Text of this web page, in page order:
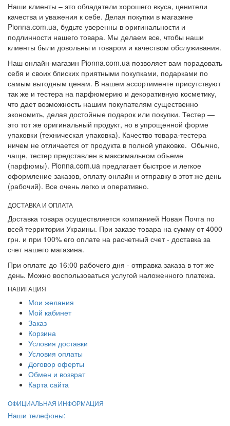
Наши клиенты – это обладатели хорошего вкуса, ценители
качества и уважения к себе. Делая покупки в магазине
Pionna.com.ua, будьте уверенны в оригинальности и
подлинности нашего товара. Мы делаем все, чтобы наши
клиенты были довольны и товаром и качеством обслуживания.
Наш онлайн-магазин Pionna.com.ua позволяет вам порадовать
себя и своих блиских приятными покупками, подарками по
самым выгодным ценам. В нашем ассортименте присутствуют
так же и тестера на парфюмерию и декоративную косметику,
что дает возможность нашим покупателям существенно
экономить, делая достойные подарок или покупки. Тестер —
это тот же оригинальный продукт, но в упрощенной форме
упаковки (техническая упаковка). Качество товара-тестера
ничем не отличается от продукта в полной упаковке. Обычно,
чаще, тестер представлен в максимальном объеме
(парфюмы). Pionna.com.ua предлагает быстрое и легкое
оформление заказов, оплату онлайн и отправку в этот же день
(рабочий). Все очень легко и оперативно.
ДОСТАВКА И ОПЛАТА
Доставка товара осуществляется компанией Новая Почта по
всей территории Украины. При заказе товара на сумму от 4000
грн. и при 100% его оплате на расчетный счет - доставка за
счет нашего магазина.
При оплате до 16:00 рабочего дня - отправка заказа в тот же
день. Можно воспользоваться услугой наложенного платежа.
НАВИГАЦИЯ
Мои желания
Мой кабинет
Заказ
Корзина
Условия доставки
Условия оплаты
Договор оферты
Обмен и возврат
Карта сайта
ОФИЦИАЛЬНАЯ ИНФОРМАЦИЯ
Наши телефоны: